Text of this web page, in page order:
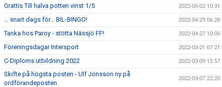
Grattis Till halva potten vinst 1/5 2022-05-02 10:31
… snart dags för… BIL-BINGO! 2022-04-29 06:20
Tanka hos Paroy - stötta Nässjö FF! 2022-04-27 10:06
Föreningsdagar Intersport 2022-03-21 07:21
C-Diploms utbildning 2022 2022-03-09 15:57
Skifte på högsta posten - Ulf Jonsson ny på
ordförandeposten
2022-03-07 22:20